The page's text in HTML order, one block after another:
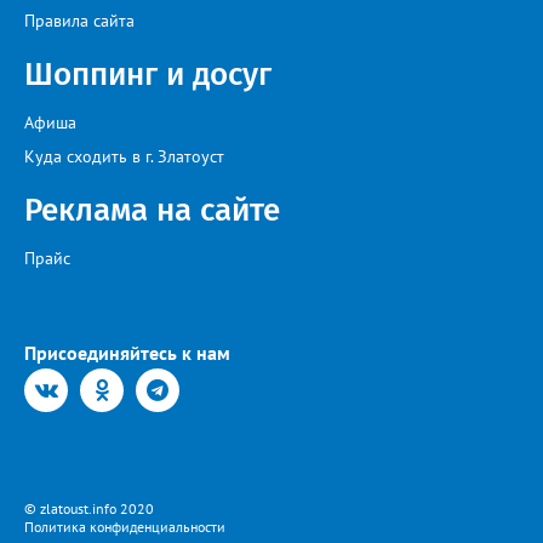
поручил увеличить количество бензовозов, вывести на самые
бензина и объёмы его продаж, а также обеспечить
бесперебойное снабжение горючим пожарных, скорых и
общественного транспорта.
Правила сайта
Шоппинг и досуг
Афиша
Куда сходить в г. Златоуст
Реклама на сайте
Прайс
Присоединяйтесь к нам
© zlatoust.info 2020
Политика конфиденциальности